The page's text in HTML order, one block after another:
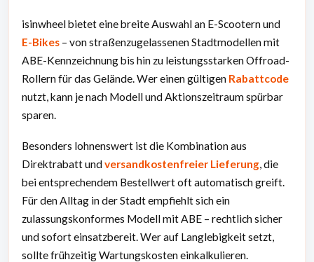
isinwheel bietet eine breite Auswahl an E-Scootern und
E-Bikes – von straßenzugelassenen Stadtmodellen mit
ABE-Kennzeichnung bis hin zu leistungsstarken Offroad-
Rollern für das Gelände. Wer einen gültigen Rabattcode
nutzt, kann je nach Modell und Aktionszeitraum spürbar
sparen.
Besonders lohnenswert ist die Kombination aus
Direktrabatt undversandkostenfreier Lieferung, die
bei entsprechendem Bestellwert oft automatisch greift.
Für den Alltag in der Stadt empfiehlt sich ein
zulassungskonformes Modell mit ABE – rechtlich sicher
und sofort einsatzbereit. Wer auf Langlebigkeit setzt,
sollte frühzeitig Wartungskosten einkalkulieren.